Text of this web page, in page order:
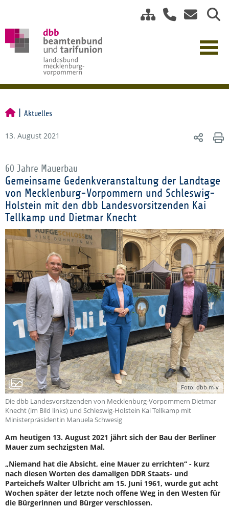
Aktuelles
13. August 2021
60 Jahre Mauerbau
Gemeinsame Gedenkveranstaltung der Landtage
von Mecklenburg-Vorpommern und Schleswig-
Holstein mit den dbb Landesvorsitzenden Kai
Tellkamp und Dietmar Knecht
Foto: dbb m-v
Die dbb Landesvorsitzenden von Mecklenburg-Vorpommern Dietmar
Knecht (im Bild links) und Schleswig-Holstein Kai Tellkamp mit
Ministerpräsidentin Manuela Schwesig
Am heutigen 13. August 2021 jährt sich der Bau der Berliner
Mauer zum sechzigsten Mal.
„Niemand hat die Absicht, eine Mauer zu errichten“ - kurz
nach diesen Worten des damaligen DDR Staats- und
Parteichefs Walter Ulbricht am 15. Juni 1961, wurde gut acht
Wochen später der letzte noch offene Weg in den Westen für
die Bürgerinnen und Bürger verschlossen.